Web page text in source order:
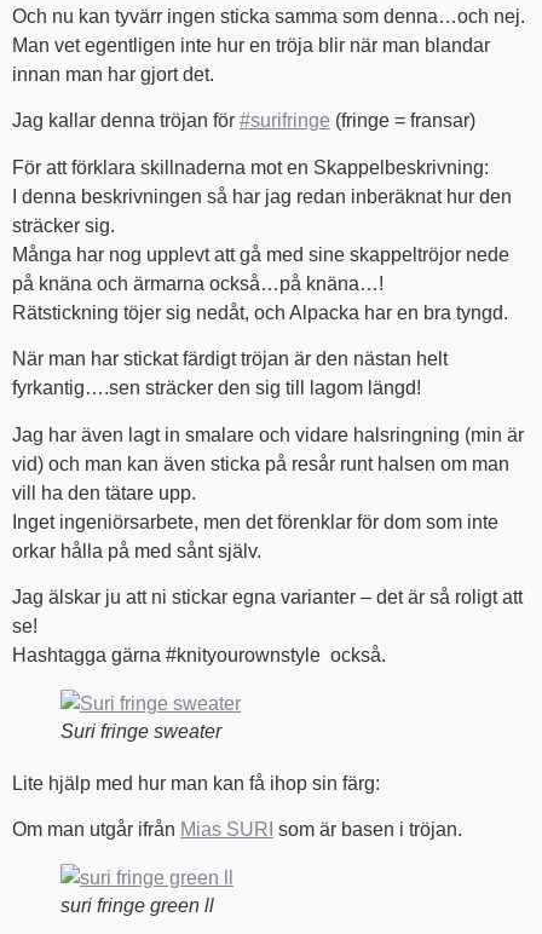
Och nu kan tyvärr ingen sticka samma som denna…och nej.
Man vet egentligen inte hur en tröja blir när man blandar
innan man har gjort det.
Jag kallar denna tröjan för #surifringe (fringe = fransar)
För att förklara skillnaderna mot en Skappelbeskrivning:
I denna beskrivningen så har jag redan inberäknat hur den
sträcker sig.
Många har nog upplevt att gå med sine skappeltröjor nede
på knäna och ärmarna också…på knäna…!
Rätstickning töjer sig nedåt, och Alpacka har en bra tyngd.
När man har stickat färdigt tröjan är den nästan helt
fyrkantig….sen sträcker den sig till lagom längd!
Jag har även lagt in smalare och vidare halsringning (min är
vid) och man kan även sticka på resår runt halsen om man
vill ha den tätare upp.
Inget ingeniörsarbete, men det förenklar för dom som inte
orkar hålla på med sånt själv.
Jag älskar ju att ni stickar egna varianter – det är så roligt att
se!
Hashtagga gärna #knityourownstyle också.
Suri fringe sweater
Lite hjälp med hur man kan få ihop sin färg:
Om man utgår ifrån Mias SURI som är basen i tröjan.
suri fringe green ll